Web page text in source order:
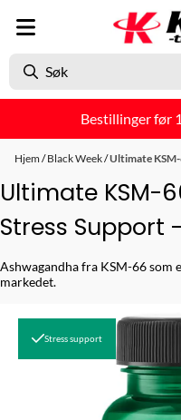
Hopp til innhold
Bestillinger før
Hjem/Black Week/Ultimate
Ultimate KSM-
Stress Support
Ashwagandha fra KSM-66 som
markedet.
Stress support